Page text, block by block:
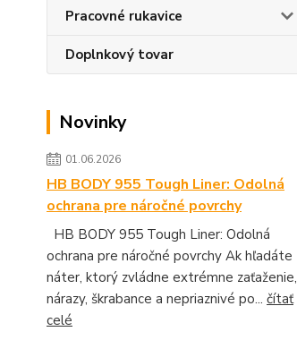
Pracovné rukavice
Doplnkový tovar
Novinky
01.06.2026
HB BODY 955 Tough Liner: Odolná
ochrana pre náročné povrchy
HB BODY 955 Tough Liner: Odolná
ochrana pre náročné povrchy Ak hľadáte
náter, ktorý zvládne extrémne zaťaženie,
nárazy, škrabance a nepriaznivé po... čítať
celé